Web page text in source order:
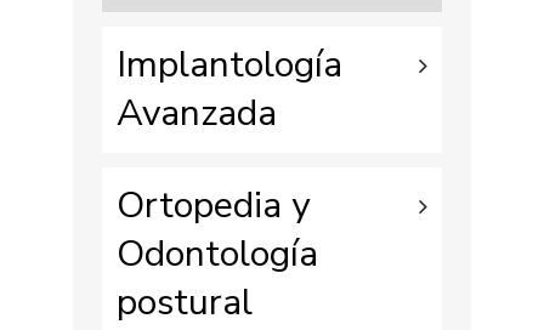
Implantología
Avanzada
Ortopedia y
Odontología
postural